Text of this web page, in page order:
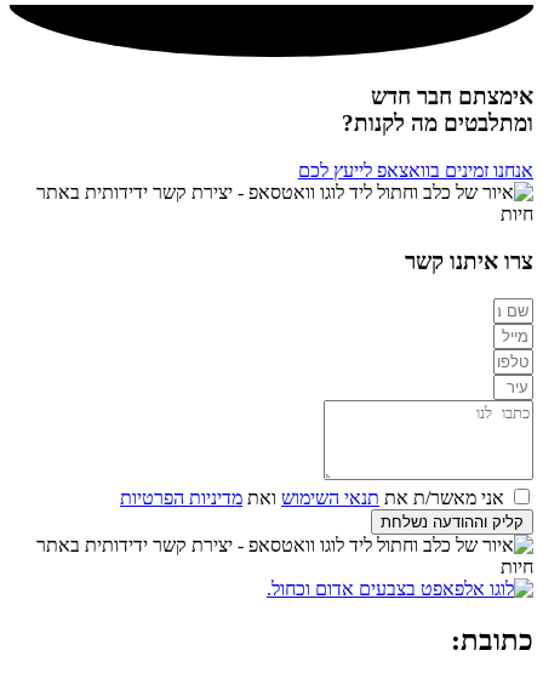
אימצתם חבר חדש
ומתלבטים מה לקנות?
אנחנו זמינים בוואצאפ לייעץ לכם
צרו איתנו קשר
אני מאשר/ת את תנאי השימוש ואת מדיניות הפרטיות
קליק וההודעה נשלחת
כתובת: